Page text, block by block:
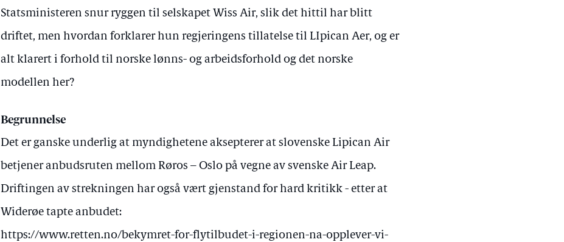
Statsministeren snur ryggen til selskapet Wiss Air, slik det hittil har blitt
driftet, men hvordan forklarer hun regjeringens tillatelse til LIpican Aer, og er
alt klarert i forhold til norske lønns- og arbeidsforhold og det norske
modellen her?
Begrunnelse
Det er ganske underlig at myndighetene aksepterer at slovenske Lipican Air
betjener anbudsruten mellom Røros – Oslo på vegne av svenske Air Leap.
Driftingen av strekningen har også vært gjenstand for hard kritikk - etter at
Widerøe tapte anbudet:
https://www.retten.no/bekymret-for-flytilbudet-i-regionen-na-opplever-vi-